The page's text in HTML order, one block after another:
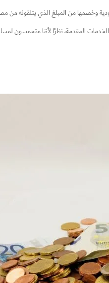
وخصمها من المبلغ الذي يتلقونه من
المقدمة، نظرًا لأننا متحمسون